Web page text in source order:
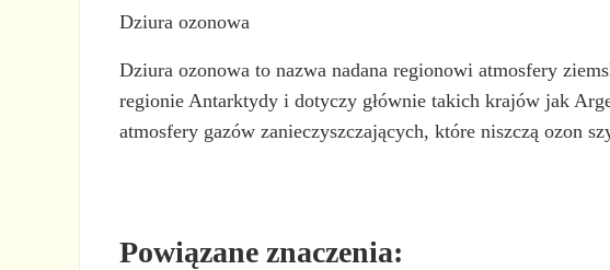
Dziura ozonowa
Dziura ozonowa to nazwa nadana regionowi atmosfery
regionie Antarktydy i dotyczy głównie takich krajów jak
atmosfery gazów zanieczyszczających, które niszczą ozon
Powiązane znaczenia: